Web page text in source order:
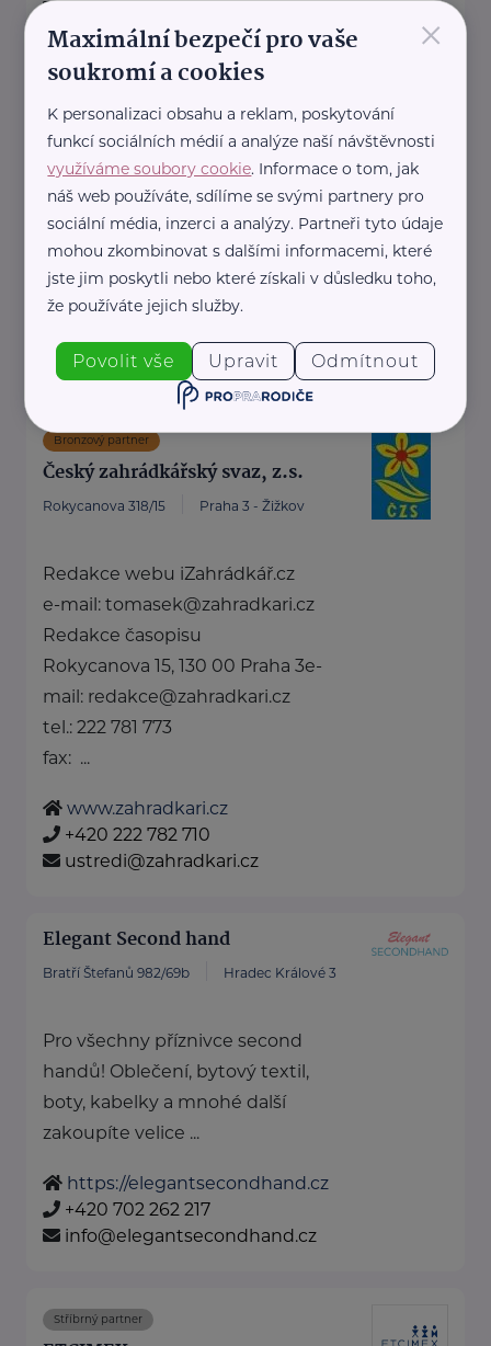
Cosmee Vision s. r. o.
Kodaňská 1441/46 Praha 10
Sallie je značka lesní kosmetiky z
Karlových Varů.
Propojuje kvalitní přírodní
ingredience, blahodárné účinky
vřídelní soli ...
info@sallie.cz
Bronzový partner
Český zahrádkářský svaz, z.s.
Rokycanova 318/15 Praha 3 - Žižkov
Redakce webu iZahrádkář.cz
e-mail: tomasek@zahradkari.cz
Redakce časopisu
Rokycanova 15, 130 00 Praha 3e-
mail: redakce@zahradkari.cz
tel.: 222 781 773
fax: ...
www.zahradkari.cz
+420 222 782 710
ustredi@zahradkari.cz
Elegant Second hand
Bratří Štefanů 982/69b Hradec Králové 3
Pro všechny příznivce second
handů! Oblečení, bytový textil,
boty, kabelky a mnohé další
zakoupíte velice ...
https://elegantsecondhand.cz
+420 702 262 217
info@elegantsecondhand.cz
Stříbrný partner
×
Maximální bezpečí pro vaše
soukromí a cookies
K personalizaci obsahu a reklam, poskytování
funkcí sociálních médií a analýze naší návštěvnosti
využíváme soubory cookie. Informace o tom, jak
náš web používáte, sdílíme se svými partnery pro
sociální média, inzerci a analýzy. Partneři tyto údaje
mohou zkombinovat s dalšími informacemi, které
jste jim poskytli nebo které získali v důsledku toho,
že používáte jejich služby.
Povolit vše Upravit Odmítnout